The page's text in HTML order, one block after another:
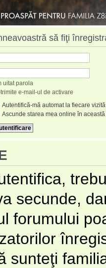
să fiţi
uitat parola
e-mail-ul de activare
Autentifică-mă automat la fiecare vizită
Ascunde starea mea online în
secunde,
forumului
sunteţi